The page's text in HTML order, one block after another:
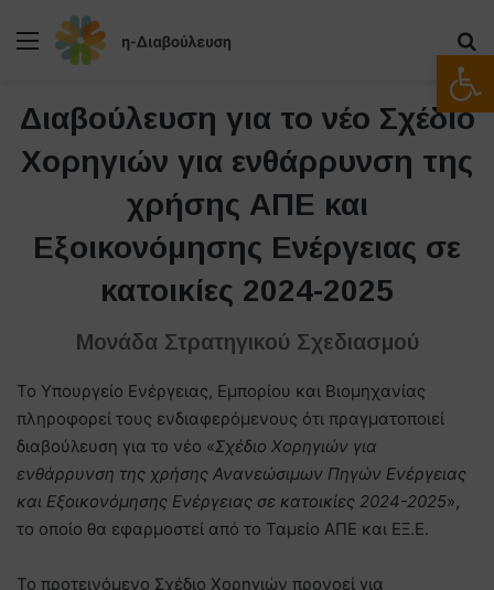
Μενού
Διαβούλευση για το νέο Σχέδιο
Χορηγιών για ενθάρρυνση της
χρήσης ΑΠΕ και
Εξοικονόμησης Ενέργειας σε
κατοικίες 2024-2025
Μονάδα Στρατηγικού Σχεδιασμού
Το Υπουργείο Ενέργειας, Εμπορίου και Βιομηχανίας
πληροφορεί τους ενδιαφερόμενους ότι πραγματοποιεί
διαβούλευση για το νέο «Σχέδιο Χορηγιών για
ενθάρρυνση της χρήσης Ανανεώσιμων Πηγών Ενέργειας
και Εξοικονόμησης Ενέργειας σε κατοικίες 2024-2025»,
το οποίο θα εφαρμοστεί από το Ταμείο ΑΠΕ και ΕΞ.Ε.
Το προτεινόμενο Σχέδιο Χορηγιών προνοεί για